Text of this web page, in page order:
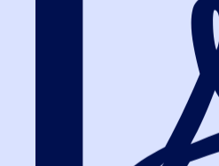
Хотите мгновенно
безошибочно определять
курсах fz44.org
нормативную базу, но и
шаблоны расчета сроков по
а также учим работать с ГИС
регистратор». Переходите
записаться на ближайший